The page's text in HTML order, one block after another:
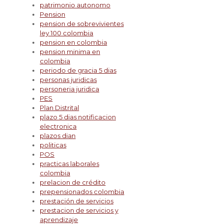
patrimonio autonomo
Pension
pension de sobrevivientes
ley 100 colombia
pension en colombia
pension minima en
colombia
periodo de gracia 5 dias
personas juridicas
personeria juridica
PES
Plan Distrital
plazo 5 dias notificacion
electronica
plazos dian
politicas
POS
practicas laborales
colombia
prelacion de crédito
prepensionados colombia
prestación de servicios
prestacion de servicios y
aprendizaje